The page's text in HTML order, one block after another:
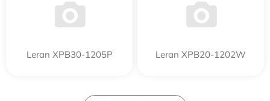
Leran XPB30-1205P Leran XPB20-1202W